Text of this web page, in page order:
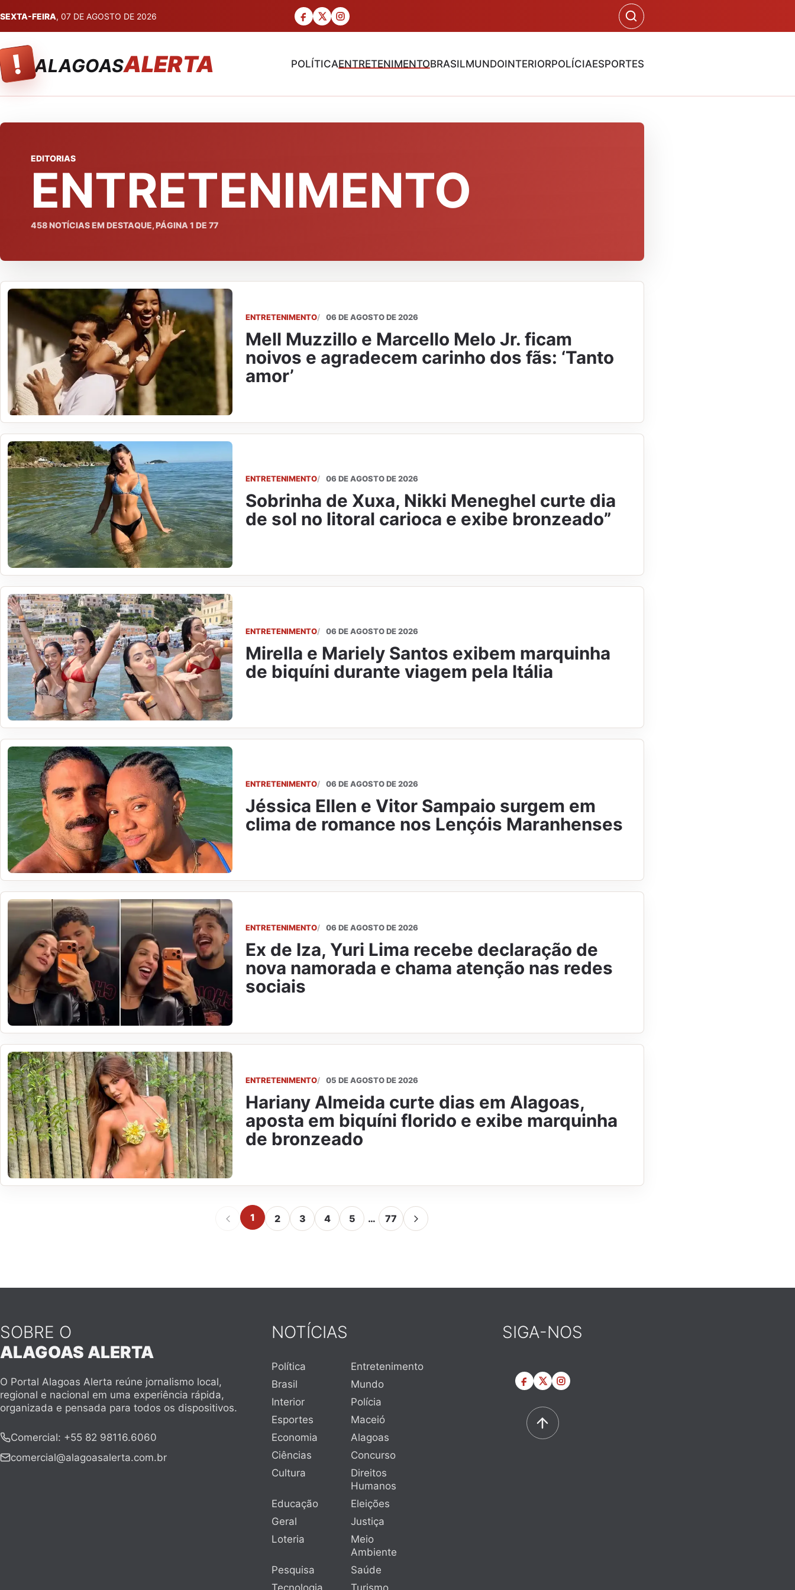
SEXTA-FEIRA, 07 DE AGOSTO DE 2026
! ALAGOASALERTA POLÍTICAENTRETENIMENTOBRASILMUNDOINTERIORPOLÍCIAESPORTES
EDITORIAS
ENTRETENIMENTO
458NOTÍCIAS EM DESTAQUE, PÁGINA 1 DE 77
ENTRETENIMENTO 06 DE AGOSTO DE 2026
Mell Muzzillo e Marcello Melo Jr. ficam
noivos e agradecem carinho dos fãs: ‘Tanto
amor’
ENTRETENIMENTO 06 DE AGOSTO DE 2026
Sobrinha de Xuxa, Nikki Meneghel curte dia
de sol no litoral carioca e exibe bronzeado”
ENTRETENIMENTO 06 DE AGOSTO DE 2026
Mirella e Mariely Santos exibem marquinha
de biquíni durante viagem pela Itália
ENTRETENIMENTO 06 DE AGOSTO DE 2026
Jéssica Ellen e Vitor Sampaio surgem em
clima de romance nos Lençóis Maranhenses
ENTRETENIMENTO 06 DE AGOSTO DE 2026
Ex de Iza, Yuri Lima recebe declaração de
nova namorada e chama atenção nas redes
sociais
ENTRETENIMENTO 05 DE AGOSTO DE 2026
Hariany Almeida curte dias em Alagoas,
aposta em biquíni florido e exibe marquinha
de bronzeado
1 2 3 4 5 … 77
SOBRE O
ALAGOAS ALERTA
O Portal Alagoas Alerta reúne jornalismo local,
regional e nacional em uma experiência rápida,
organizada e pensada para todos os dispositivos.
Comercial: +55 82 98116.6060
comercial@alagoasalerta.com.br
NOTÍCIAS
Política
Entretenimento
Brasil
Mundo
Interior
Polícia
Esportes
Maceió
Economia
Alagoas
Ciências
Concurso
Cultura
Direitos
Humanos
Educação
Eleições
Geral
Justiça
Loteria
Meio
Ambiente
Pesquisa
Saúde
Tecnologia
Turismo
SIGA-NOS